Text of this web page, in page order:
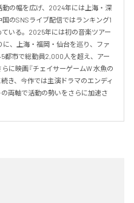
動の幅を広げ、2024年には上海・深
のSNSライブ配信ではランキング1
いる。2025年には初の音楽ツアー
に、上海・福岡・仙台を巡り、ファ
都市で総動員2,000人を超え、アー
に映画『チェイサーゲームW 水魚の
き、今作では主演ドラマのエンディ
両軸で活動の勢いをさらに加速さ